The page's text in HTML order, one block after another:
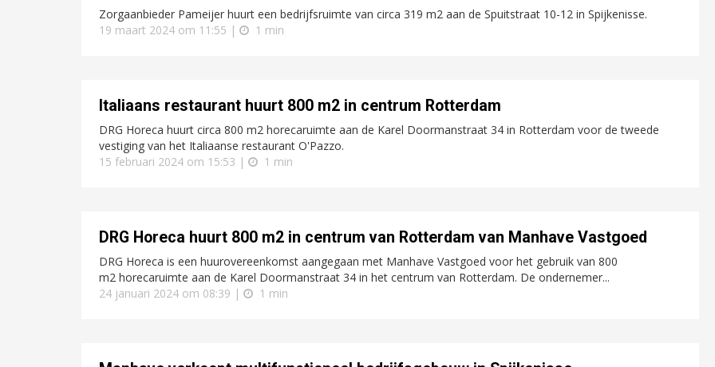
Zorgaanbieder Pameijer huurt een bedrijfsruimte van circa 319 m2 aan de Spuitstraat 10-12 in Spijkenisse.
19 maart 2024 om 11:55 |
1 min
Italiaans restaurant huurt 800 m2 in centrum Rotterdam
DRG Horeca huurt circa 800 m2 horecaruimte aan de Karel Doormanstraat 34 in Rotterdam voor de tweede
vestiging van het Italiaanse restaurant O'Pazzo.
15 februari 2024 om 15:53 |
1 min
DRG Horeca huurt 800 m2 in centrum van Rotterdam van Manhave Vastgoed
DRG Horeca is een huurovereenkomst aangegaan met Manhave Vastgoed voor het gebruik van 800
m2 horecaruimte aan de Karel Doormanstraat 34 in het centrum van Rotterdam. De ondernemer...
24 januari 2024 om 08:39 |
1 min